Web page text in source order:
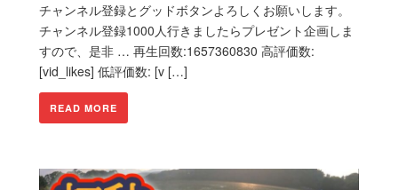
チャンネル登録とグッドボタンよろしくお願いします。
チャンネル登録1000人行きましたらプレゼント企画しま
すので、是非 … 再生回数:1657360830 高評価数:
[vid_likes] 低評価数: [v […]
READ MORE